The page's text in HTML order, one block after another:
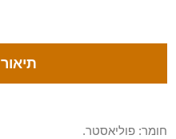
תיאור
חומר: פוליאסטר.